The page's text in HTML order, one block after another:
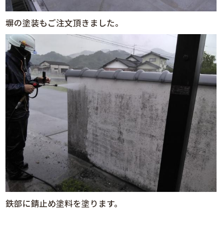
塀の塗装もご注文頂きました。
鉄部に錆止め塗料を塗ります。